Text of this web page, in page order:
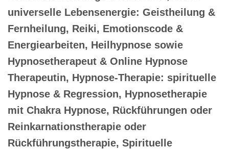
universelle Lebensenergie: Geistheilung &
Fernheilung, Reiki, Emotionscode &
Energiearbeiten, Heilhypnose sowie
Hypnosetherapeut & Online Hypnose
Therapeutin, Hypnose-Therapie: spirituelle
Hypnose & Regression, Hypnosetherapie
mit Chakra Hypnose, Rückführungen oder
Reinkarnationstherapie oder
Rückführungstherapie, Spirituelle